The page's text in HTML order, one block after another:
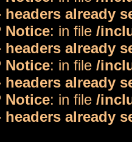
already
Notice: in file /
already
Notice: in file /
already
Notice: in file /
already